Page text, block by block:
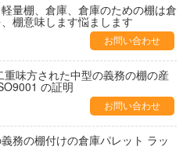
量棚、倉庫、倉庫のための棚は倉
棚意味します悩まします
お問い合わせ
重味方された中型の義務の棚の産
の証明
お問い合わせ
務の棚付けの倉庫パレット ラッ